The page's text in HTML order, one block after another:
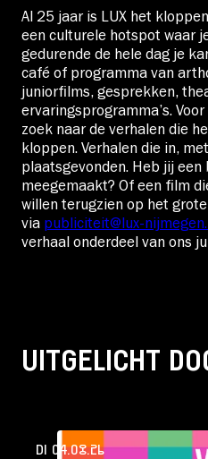
Al 25 jaar is LUX het
een culturele hotspot waar
gedurende de hele dag je
café of programma van
juniorfilms, gesprekken,
ervaringsprogramma’s.
zoek naar de verhalen die
kloppen. Verhalen die in,
plaatsgevonden. Heb jij een
meegemaakt? Of een film
willen terugzien op het
via publiciteit@lux-
verhaal onderdeel van ons
UITGELICHT
DI 04.08.26